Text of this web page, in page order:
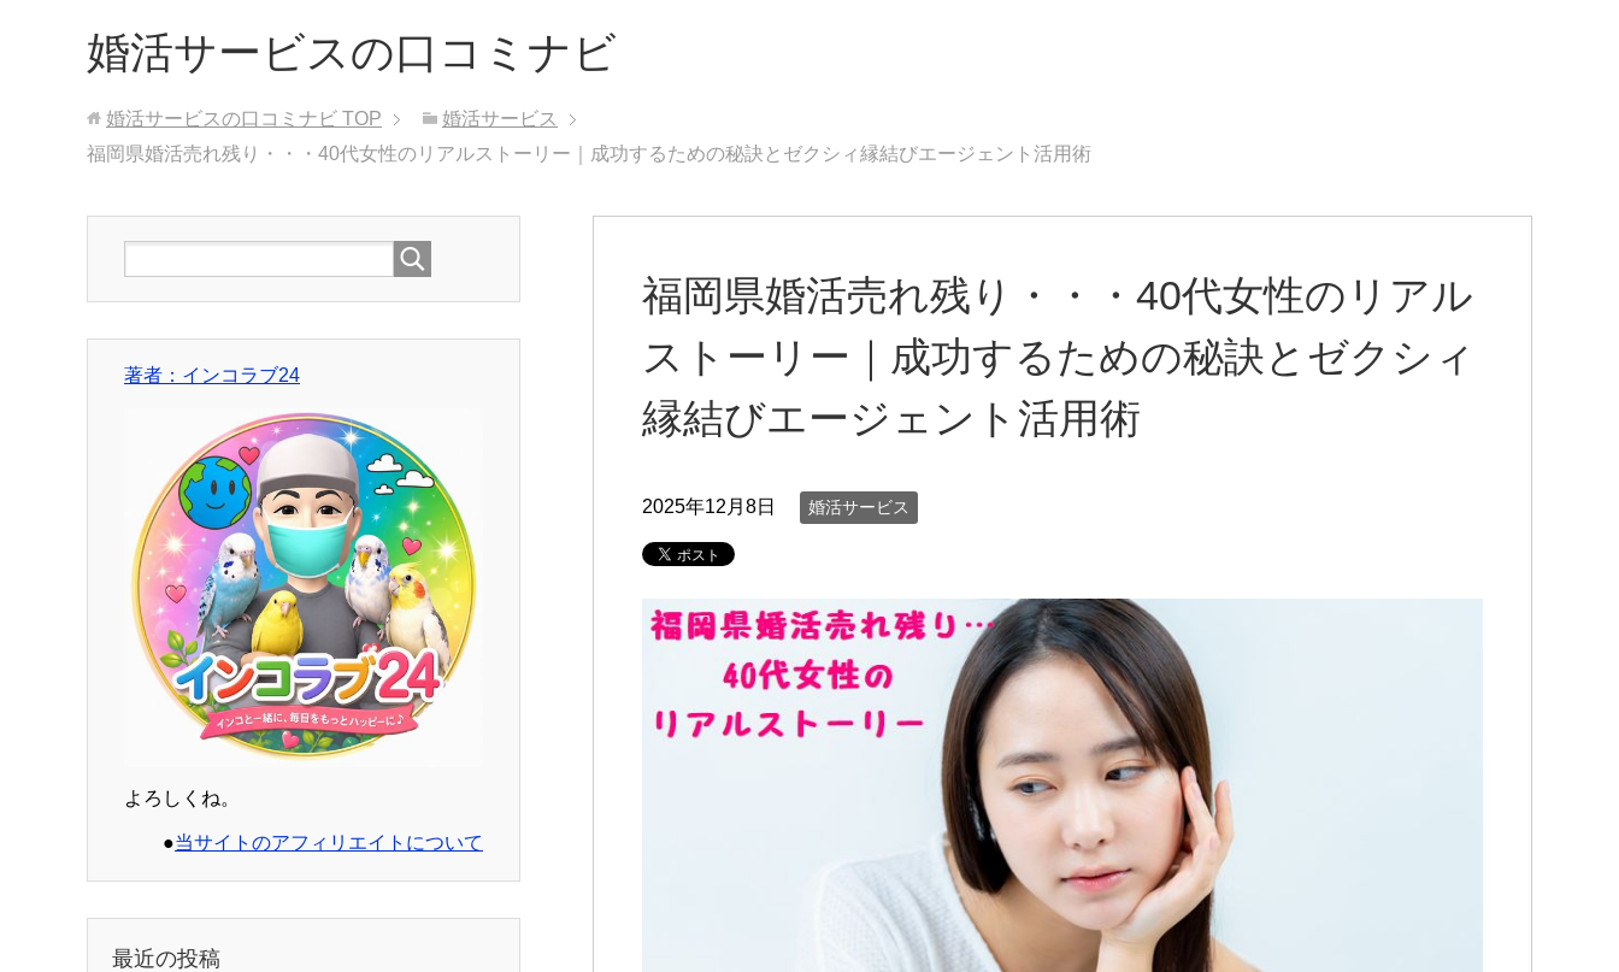
婚活サービスの口コミナビ
婚活サービスの口コミナビ TOP
婚活サービス
福岡県婚活売れ残り・・・40代女性のリアルストーリー｜成功するための秘訣とゼクシィ縁結びエージェント活用術
福岡県婚活売れ残り・・・40代女性のリアル
ストーリー｜成功するための秘訣とゼクシィ
縁結びエージェント活用術
2025年12月8日 婚活サービス
著者：インコラブ24
よろしくね。
●当サイトのアフィリエイトについて
最近の投稿